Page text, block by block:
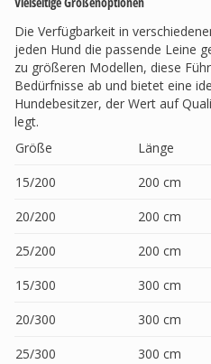
Die Verfügbarkeit in
jeden Hund die passende Leine
zu größeren Modellen, diese
Bedürfnisse ab und bietet eine
Hundebesitzer, der Wert auf
legt.
Größe
Länge
15/200
200 cm
20/200
200 cm
25/200
200 cm
15/300
300 cm
20/300
300 cm
25/300
300 cm